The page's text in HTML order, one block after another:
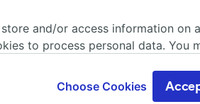
大
程
乘火车从
乘火车从
and/or access information on
to process personal data. You
used, or at any time in the privacy
to our partners and will not
Choose Cookies